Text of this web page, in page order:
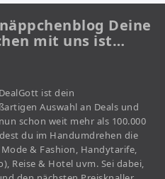
Deine
mit uns ist…
ist dein
Auswahl an Deals und
schon weit mehr als 100.000
du im Handumdrehen die
& Fashion, Handytarife,
Reise & Hotel uvm. Sei dabei,